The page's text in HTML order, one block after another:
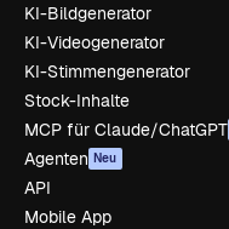
KI-Bildgenerator
KI-Videogenerator
KI-Stimmengenerator
Stock-Inhalte
MCP für Claude/ChatGPT
Agenten Neu
API
Mobile App